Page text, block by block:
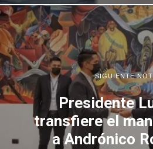
SIGUIENTE
Presidente
transfiere el
a Andrónico